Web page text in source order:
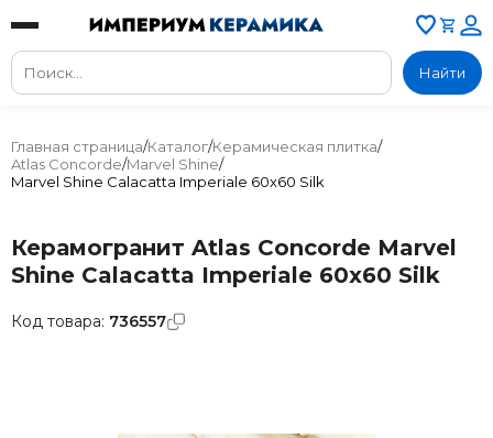
Найти
Главная страница/Каталог/Керамическая плитка/
Atlas Concorde/Marvel Shine/
Marvel Shine Calacatta Imperiale 60x60 Silk
Керамогранит Atlas Concorde Marvel
Shine Calacatta Imperiale 60x60 Silk
Код товара: 736557